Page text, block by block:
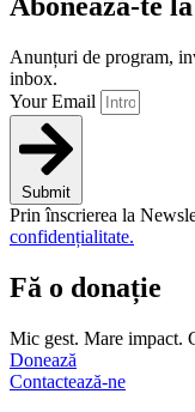
Anunțuri de program,
inbox.
Your Email
Submit
Prin înscrierea la
confidențialitate.
Fă o donație
Mic gest. Mare impact.
Donează
Contactează-ne